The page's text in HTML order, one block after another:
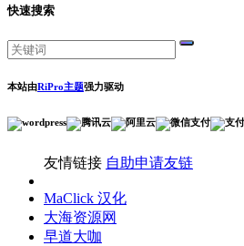
快速搜索
本站由RiPro主题强力驱动
友情链接 自助申请友链
MaClick 汉化
大海资源网
早道大咖